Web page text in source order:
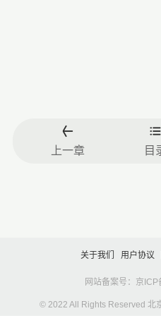
上一章 目
关于我们 用户协议
网站备案号：京
© 2022 All Rights Reserved 北